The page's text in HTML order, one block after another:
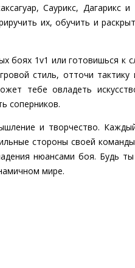
Саурикс, Дагарикс и
их, обучить и
боях 1v1 или готовишься к
стиль, отточи тактику
тебе овладеть
соперников.
и творчество.
стороны своей
нюансами боя. Будь
мире.